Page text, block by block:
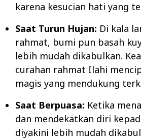
karena kesucian hati yang
Saat Turun Hujan: Di kala
rahmat, bumi pun basah
lebih mudah dikabulkan.
curahan rahmat Ilahi
magis yang mendukung
Saat Berpuasa: Ketika
dan mendekatkan diri
diyakini lebih mudah